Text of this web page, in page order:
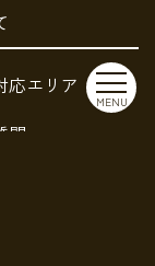
MENU
応エリア
問